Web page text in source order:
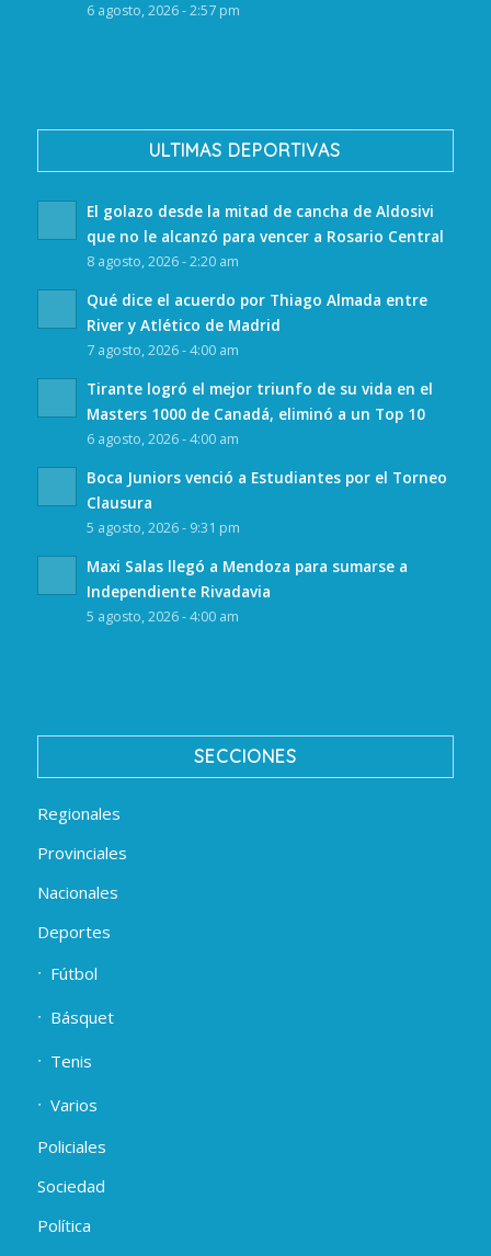
6 agosto, 2026 - 2:57 pm
ULTIMAS DEPORTIVAS
El golazo desde la mitad de cancha de Aldosivi
que no le alcanzó para vencer a Rosario Central
8 agosto, 2026 - 2:20 am
Qué dice el acuerdo por Thiago Almada entre
River y Atlético de Madrid
7 agosto, 2026 - 4:00 am
Tirante logró el mejor triunfo de su vida en el
Masters 1000 de Canadá, eliminó a un Top 10
6 agosto, 2026 - 4:00 am
Boca Juniors venció a Estudiantes por el Torneo
Clausura
5 agosto, 2026 - 9:31 pm
Maxi Salas llegó a Mendoza para sumarse a
Independiente Rivadavia
5 agosto, 2026 - 4:00 am
SECCIONES
Regionales
Provinciales
Nacionales
Deportes
Fútbol
Básquet
Tenis
Varios
Policiales
Sociedad
Política